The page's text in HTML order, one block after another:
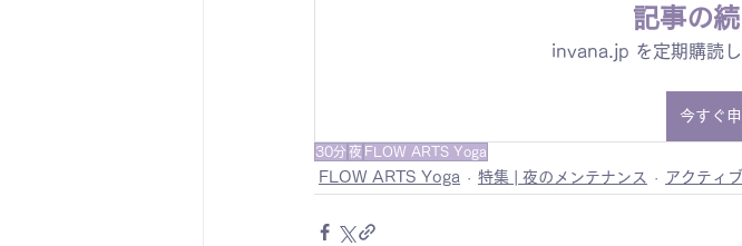
記事の
invana.jp を定期購読し
今すぐ
30分 夜 FLOW ARTS Yoga
FLOW ARTS Yoga 特集 | 夜のメンテナンス アクティブ